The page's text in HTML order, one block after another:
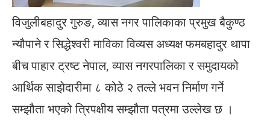
विजुलीबहादुर गुरुङ, व्यास नगर पालिकाका प्रमुख बैकुण्ठ
न्यौपाने र सिद्धेश्वरी माविका विव्यस अध्यक्ष फमबहादुर थापा
बीच पाहार ट्रष्ट नेपाल, व्यास नगरपालिका र समुदायको
आर्थिक साझेदारीमा ८ कोठे २ तल्ले भवन निर्माण गर्ने
सम्झौता भएको त्रिपक्षीय सम्झौता पत्रमा उल्लेख छ ।